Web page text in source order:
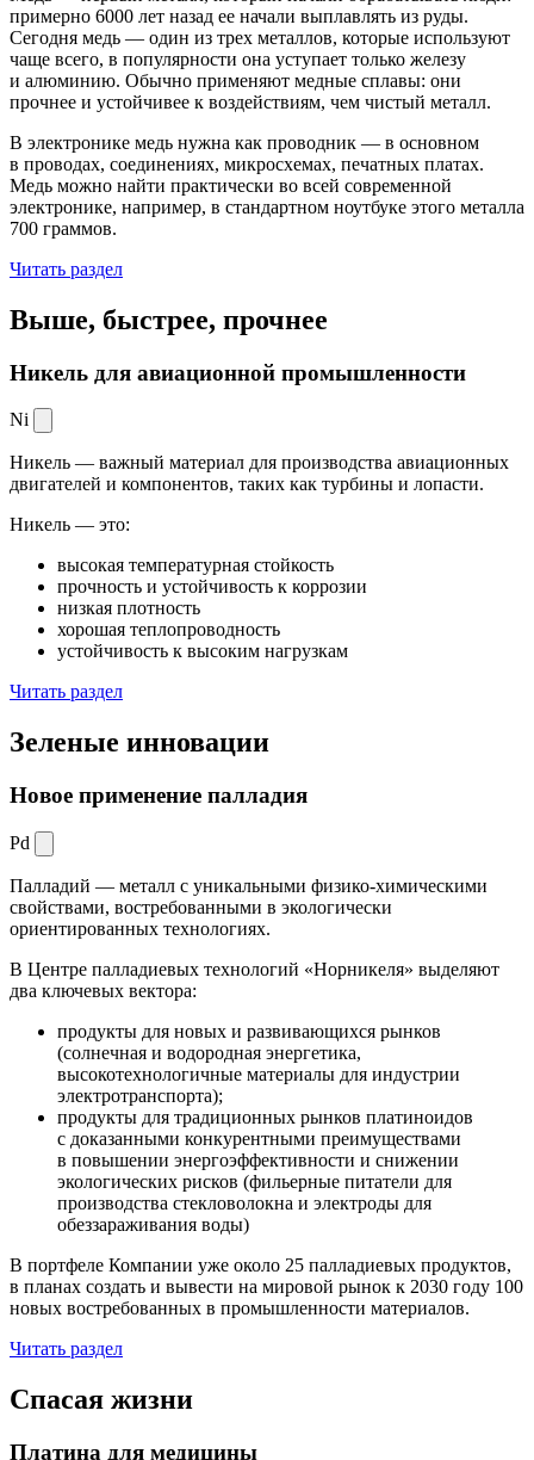
примерно 6000 лет назад ее начали выплавлять из руды.
Сегодня медь — один из трех металлов, которые используют
чаще всего, в популярности она уступает только железу
и алюминию. Обычно применяют медные сплавы: они
прочнее и устойчивее к воздействиям, чем чистый металл.
В электронике медь нужна как проводник — в основном
в проводах, соединениях, микросхемах, печатных платах.
Медь можно найти практически во всей современной
электронике, например, в стандартном ноутбуке этого металла
700 граммов.
Читать раздел
Выше, быстрее, прочнее
Никель для авиационной промышленности
Ni
Никель — важный материал для производства авиационных
двигателей и компонентов, таких как турбины и лопасти.
Никель — это:
высокая температурная стойкость
прочность и устойчивость к коррозии
низкая плотность
хорошая теплопроводность
устойчивость к высоким нагрузкам
Читать раздел
Зеленые инновации
Новое применение палладия
Pd
Палладий — металл с уникальными физико-химическими
свойствами, востребованными в экологически
ориентированных технологиях.
В Центре палладиевых технологий «Норникеля» выделяют
два ключевых вектора:
продукты для новых и развивающихся рынков
(солнечная и водородная энергетика,
высокотехнологичные материалы для индустрии
электротранспорта);
продукты для традиционных рынков платиноидов
с доказанными конкурентными преимуществами
в повышении энергоэффективности и снижении
экологических рисков (фильерные питатели для
производства стекловолокна и электроды для
обеззараживания воды)
В портфеле Компании уже около 25 палладиевых продуктов,
в планах создать и вывести на мировой рынок к 2030 году 100
новых востребованных в промышленности материалов.
Читать раздел
Спасая жизни
Платина для медицины